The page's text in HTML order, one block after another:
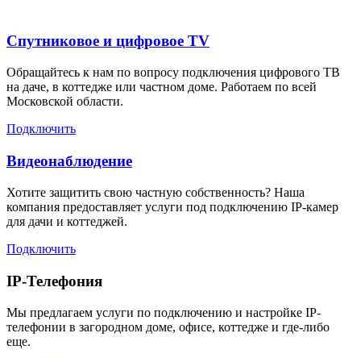
Спутниковое и цифровое TV
Обращайтесь к нам по вопросу подключения цифрового ТВ
на даче, в коттедже или частном доме. Работаем по всей
Московской области.
Подключить
Видеонаблюдение
Хотите защитить свою частную собственность? Наша
компания предоставляет услуги под подключению IP-камер
для дачи и коттеджей.
Подключить
IP-Телефония
Мы предлагаем услуги по подключению и настройке IP-
телефонии в загородном доме, офисе, коттедже и где-либо
еще.